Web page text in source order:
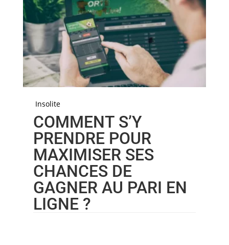
Insolite
COMMENT S’Y
PRENDRE POUR
MAXIMISER SES
CHANCES DE
GAGNER AU PARI EN
LIGNE ?